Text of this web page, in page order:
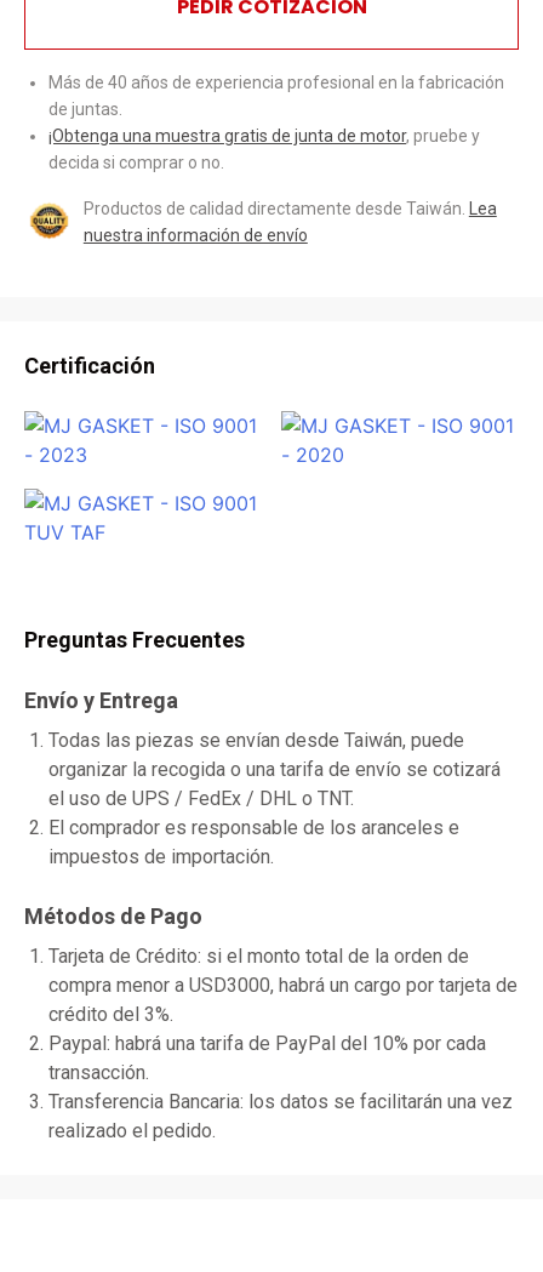
PEDIR COTIZACIÓN
Más de 40 años de experiencia profesional en la fabricación
de juntas.
¡Obtenga una muestra gratis de junta de motor, pruebe y
decida si comprar o no.
Productos de calidad directamente desde Taiwán.
Lea
nuestra información de envío
Certificación
Preguntas Frecuentes
Envío y Entrega
Todas las piezas se envían desde Taiwán, puede
organizar la recogida o una tarifa de envío se cotizará
el uso de UPS / FedEx / DHL o TNT.
El comprador es responsable de los aranceles e
impuestos de importación.
Métodos de Pago
Tarjeta de Crédito: si el monto total de la orden de
compra menor a USD3000, habrá un cargo por tarjeta de
crédito del 3%.
Paypal: habrá una tarifa de PayPal del 10% por cada
transacción.
Transferencia Bancaria: los datos se facilitarán una vez
realizado el pedido.